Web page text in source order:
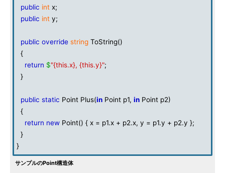
public int x;
public int y;
public override string ToString()
{
return $"{this.x}, {this.y}";
}
public static Point Plus(in Point p1, in Point p2)
{
return new Point() { x = p1.x + p2.x, y = p1.y + p2.y };
}
}
サンプルのPoint構造体